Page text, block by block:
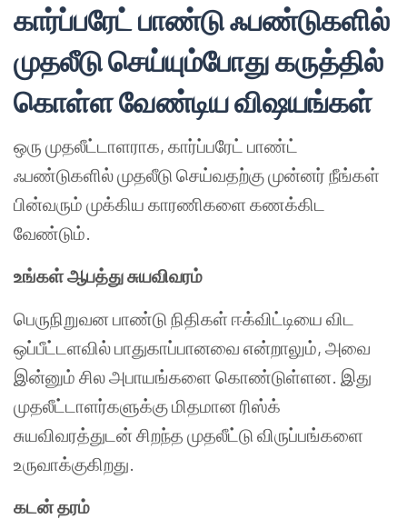
கார்ப்பரேட் பாண்டு ஃபண்டுகளில்
முதலீடு செய்யும்போது கருத்தில்
கொள்ள வேண்டிய விஷயங்கள்
ஒரு முதலீட்டாளராக, கார்ப்பரேட் பாண்ட்
ஃபண்டுகளில் முதலீடு செய்வதற்கு முன்னர் நீங்கள்
பின்வரும் முக்கிய காரணிகளை கணக்கிட
வேண்டும்.
உங்கள் ஆபத்து சுயவிவரம்
பெருநிறுவன பாண்டு நிதிகள் ஈக்விட்டியை விட
ஒப்பீட்டளவில் பாதுகாப்பானவை என்றாலும், அவை
இன்னும் சில அபாயங்களை கொண்டுள்ளன. இது
முதலீட்டாளர்களுக்கு மிதமான ரிஸ்க்
சுயவிவரத்துடன் சிறந்த முதலீட்டு விருப்பங்களை
உருவாக்குகிறது.
கடன் தரம்